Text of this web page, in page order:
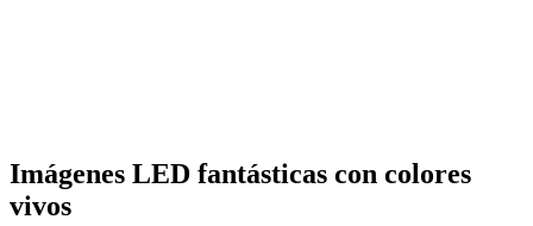
Imágenes LED fantásticas con colores
vivos